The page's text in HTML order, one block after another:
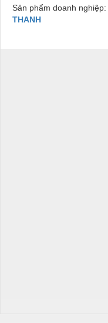
Sản phẩm doanh nghiệp:
THANH